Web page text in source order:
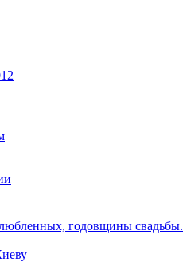
годовщины свадьбы.